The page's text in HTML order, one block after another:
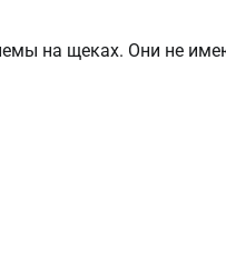
на щеках. Они не